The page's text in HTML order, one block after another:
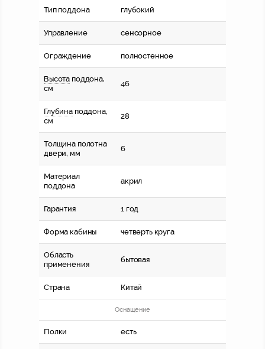
Тип поддона глубокий
Управление сенсорное
Ограждение полностенное
Высота поддона,
см
46
Глубинаподдона,
см
28
Толщина полотна
двери, мм
6
Материал
поддона
акрил
Гарантия 1 год
Форма кабины четверть круга
Область
применения
бытовая
Страна Китай
Оснащение
Полки есть